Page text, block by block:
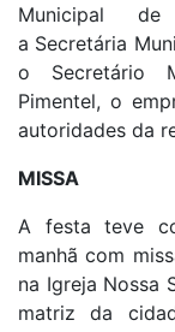
Municipal de
a Secretária
o Secretário
Pimentel, o
autoridades da
MISSA
A festa teve
manhã com
na Igreja Nossa
matriz da